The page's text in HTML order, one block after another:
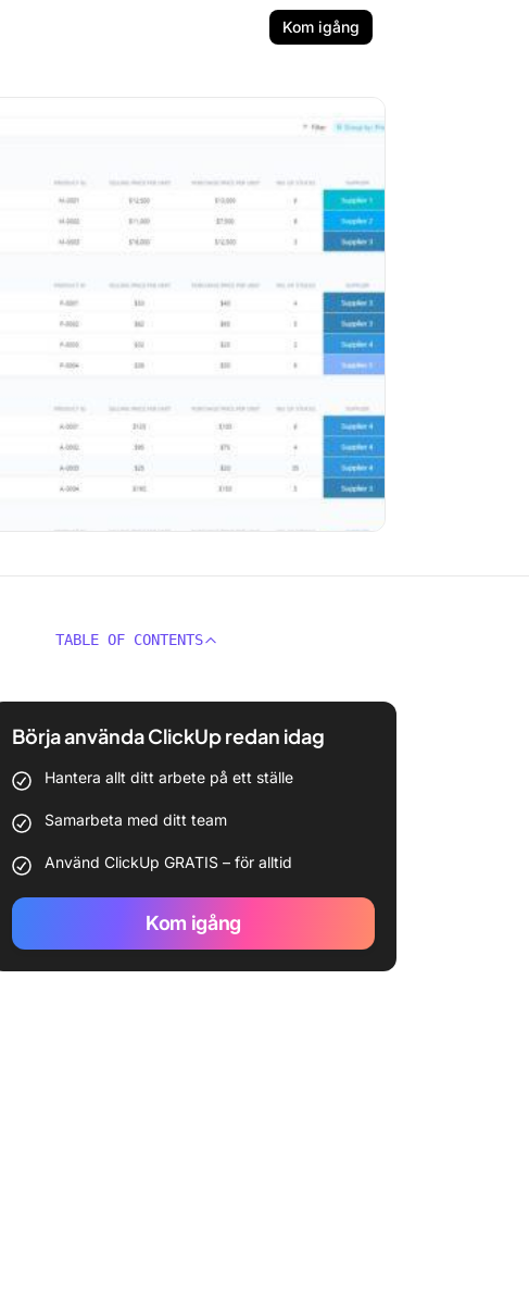
Kom igång
TABLE OF CONTENTS
Börja använda ClickUp redan idag
Hantera allt ditt arbete på ett ställe
Samarbeta med ditt team
Använd ClickUp GRATIS – för alltid
Kom igång